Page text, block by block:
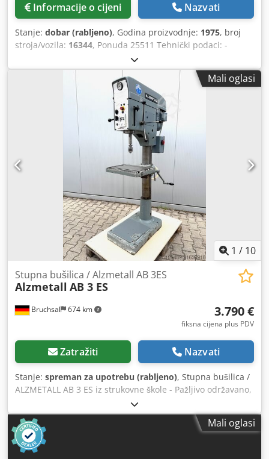
Informacije o cijeni Nazvati
Stanje: dobar (rabljeno), Godina proizvodnje: 1975, broj
stroja/vozila: 16344, Ponuda 25511 Tehnički podaci: -
Kapacitet bušenja u čeliku ST 60: 28 mm - Maksimalni
promjer bušenja u čeliku ST 60: 32 mm - Uređaj za
izrezivanje navoja - Prihvat vretena bušilice: MK 3-dugo
vreteno - Hod vretena bušilice: 180 mm - 10 brzina
vretena: 250 – 2100 o/min - Previs: cca 290 mm -
Maksimalna udaljenost stola do vretena: cca 620 mm - Stol
s 2 T-utora, podesiv po visini: 520 x 450 mm - Pogon: 400 V
/ 1,0 / 1,3 kW - Potrebna površina: cca Š 600 x V 1850 x D
700 mm - Težina: cca 280 kg Cjdoy Rz Dfepfx Akaerf
Mali oglasi
1 / 10
Bruchsal 674 km
Stupna bušilica / Alzmetall AB 3ES
Alzmetall AB 3 ES
3.790 €
fiksna cijena plus PDV
Zatražiti Nazvati
Stanje: spreman za upotrebu (rabljeno), Stupna bušilica /
ALZMETALL AB 3 ES iz strukovne škole - Pažljivo održavano,
u originalnom stanju - Kapacitet bušenja / čelik maks. 35
mm - Dodir (izbačaj): 280 mm - Dimenzije stola: 600 x 470
mm - Dubina bušenja: 180 mm - Konusno prihvatanje: MK
3 Cedjyzakropfx Akajrf - Beskonačno promjenjiva regulacija
brzine vrtnje - Graničnik dubine bušenja - Prikaz broja
Mali oglasi